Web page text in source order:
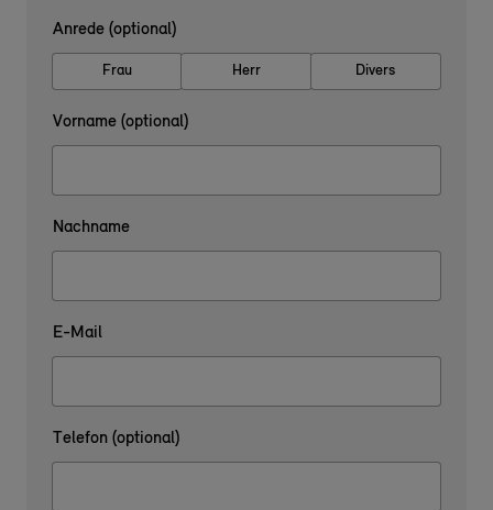
Anrede (optional)
Frau Herr Divers
Vorname (optional)
Nachname
E-Mail
Telefon (optional)